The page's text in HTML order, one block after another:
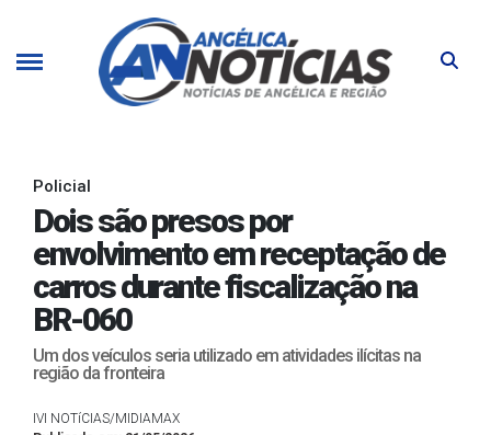
Policial
Dois são presos por
envolvimento em receptação de
carros durante fiscalização na
BR-060
Um dos veículos seria utilizado em atividades ilícitas na
região da fronteira
IVI NOTíCIAS/MIDIAMAX